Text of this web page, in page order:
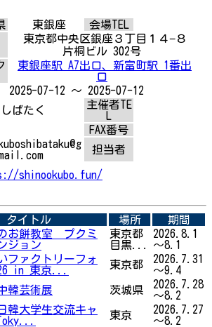
東銀座
会場TEL
東京都中央区銀座３丁目１４−８
片桐ビル 302号
東銀座駅 A7出口、新富町駅 1番出
口
2025-07-12 ～ 2025-07-12
しばたく
主催者TE
FAX番号
担当者
shinookubo.fun/
タイトル 場所
期間
お餅教室 プクミ
ジョン
東京都
目黒...
2026.8.1
～8.1
ファクトリーフォ
in 東京...
東京都
2026.7.31
～9.4
韓芸術展
茨城県
2026.7.28
～8.2
韓大学生交流キャ
東京
2026.7.27
～8.2